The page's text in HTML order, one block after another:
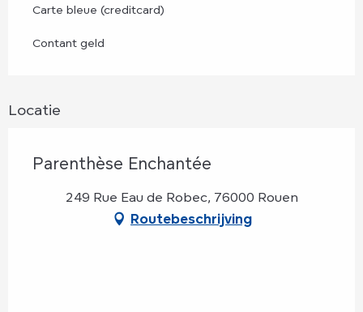
Carte bleue (creditcard)
Contant geld
Locatie
Parenthèse Enchantée
249 Rue Eau de Robec, 76000 Rouen
Routebeschrijving